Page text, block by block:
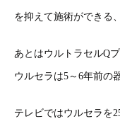
を抑えて施術ができる
あとはウルトラセルQ
ウルセラは5～6年前の
テレビではウルセラを